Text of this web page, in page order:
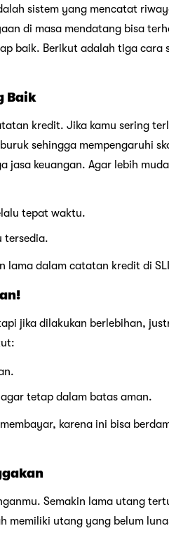
sistem yang mencatat
di masa mendatang bisa
baik. Berikut adalah tiga cara
Baik
kredit. Jika kamu sering
sehingga mempengaruhi
jasa keuangan. Agar lebih
tepat waktu.
tersedia.
lama dalam catatan kredit di
jika dilakukan berlebihan,
tetap dalam batas aman.
karena ini bisa
Semakin lama utang
memiliki utang yang belum